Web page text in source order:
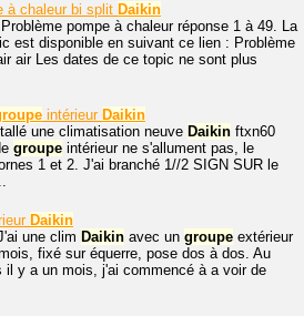
à chaleur bi split Daikin
pompe à chaleur réponse 1 à 49. La
est disponible en suivant ce lien : Problème
air Les dates de ce topic ne sont plus
intérieur Daikin
une climatisation neuve Daikin ftxn60
groupe intérieur ne s'allument pas, le
1 et 2. J'ai branché 1//2 SIGN SUR le
Daikin
une clim Daikin avec un groupe extérieur
fixé sur équerre, pose dos à dos. Au
il y a un mois, j'ai commencé à a voir de